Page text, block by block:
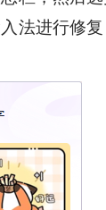
法进行修